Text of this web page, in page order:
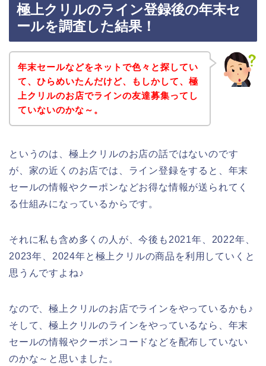
極上クリルのライン登録後の年末セ
ールを調査した結果！
年末セールなどをネットで色々と探してい
て、ひらめいたんだけど、もしかして、極
上クリルのお店でラインの友達募集ってし
ていないのかな～。
というのは、極上クリルのお店の話ではないのです
が、家の近くのお店では、ライン登録をすると、年末
セールの情報やクーポンなどお得な情報が送られてく
る仕組みになっているからです。
それに私も含め多くの人が、今後も2021年、2022年、
2023年、2024年と極上クリルの商品を利用していくと
思うんですよね♪
なので、極上クリルのお店でラインをやっているかも♪
そして、極上クリルのラインをやっているなら、年末
セールの情報やクーポンコードなどを配布していない
のかな～と思いました。